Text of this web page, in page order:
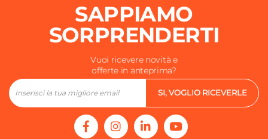
SAPPIAMO
SORPRENDERTI
Vuoi ricevere novità e
offerte in anteprima?
SI, VOGLIO RICEVERLE